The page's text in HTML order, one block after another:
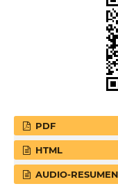
PDF
HTML
AUDIO-RESUMEN